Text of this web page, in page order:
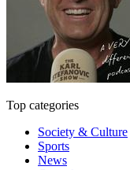
Top categories
Society & Culture
Sports
News